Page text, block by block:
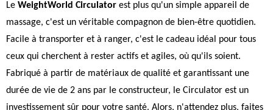
Le WeightWorld Circulator est plus qu'un simple appareil de
massage, c'est un véritable compagnon de bien-être quotidien.
Facile à transporter et à ranger, c'est le cadeau idéal pour tous
ceux qui cherchent à rester actifs et agiles, où qu'ils soient.
Fabriqué à partir de matériaux de qualité et garantissant une
durée de vie de 2 ans par le constructeur, le Circulator est un
investissement sûr pour votre santé. Alors, n'attendez plus, faites